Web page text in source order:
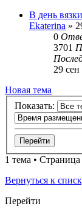
В день вязки
Ekaterina »
0
3701
29
Новая тема
Показать:
1 тема • Страница
Вернуться к
Перейти